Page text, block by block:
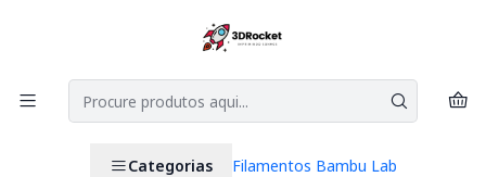
Categorias Filamentos Bambu Lab